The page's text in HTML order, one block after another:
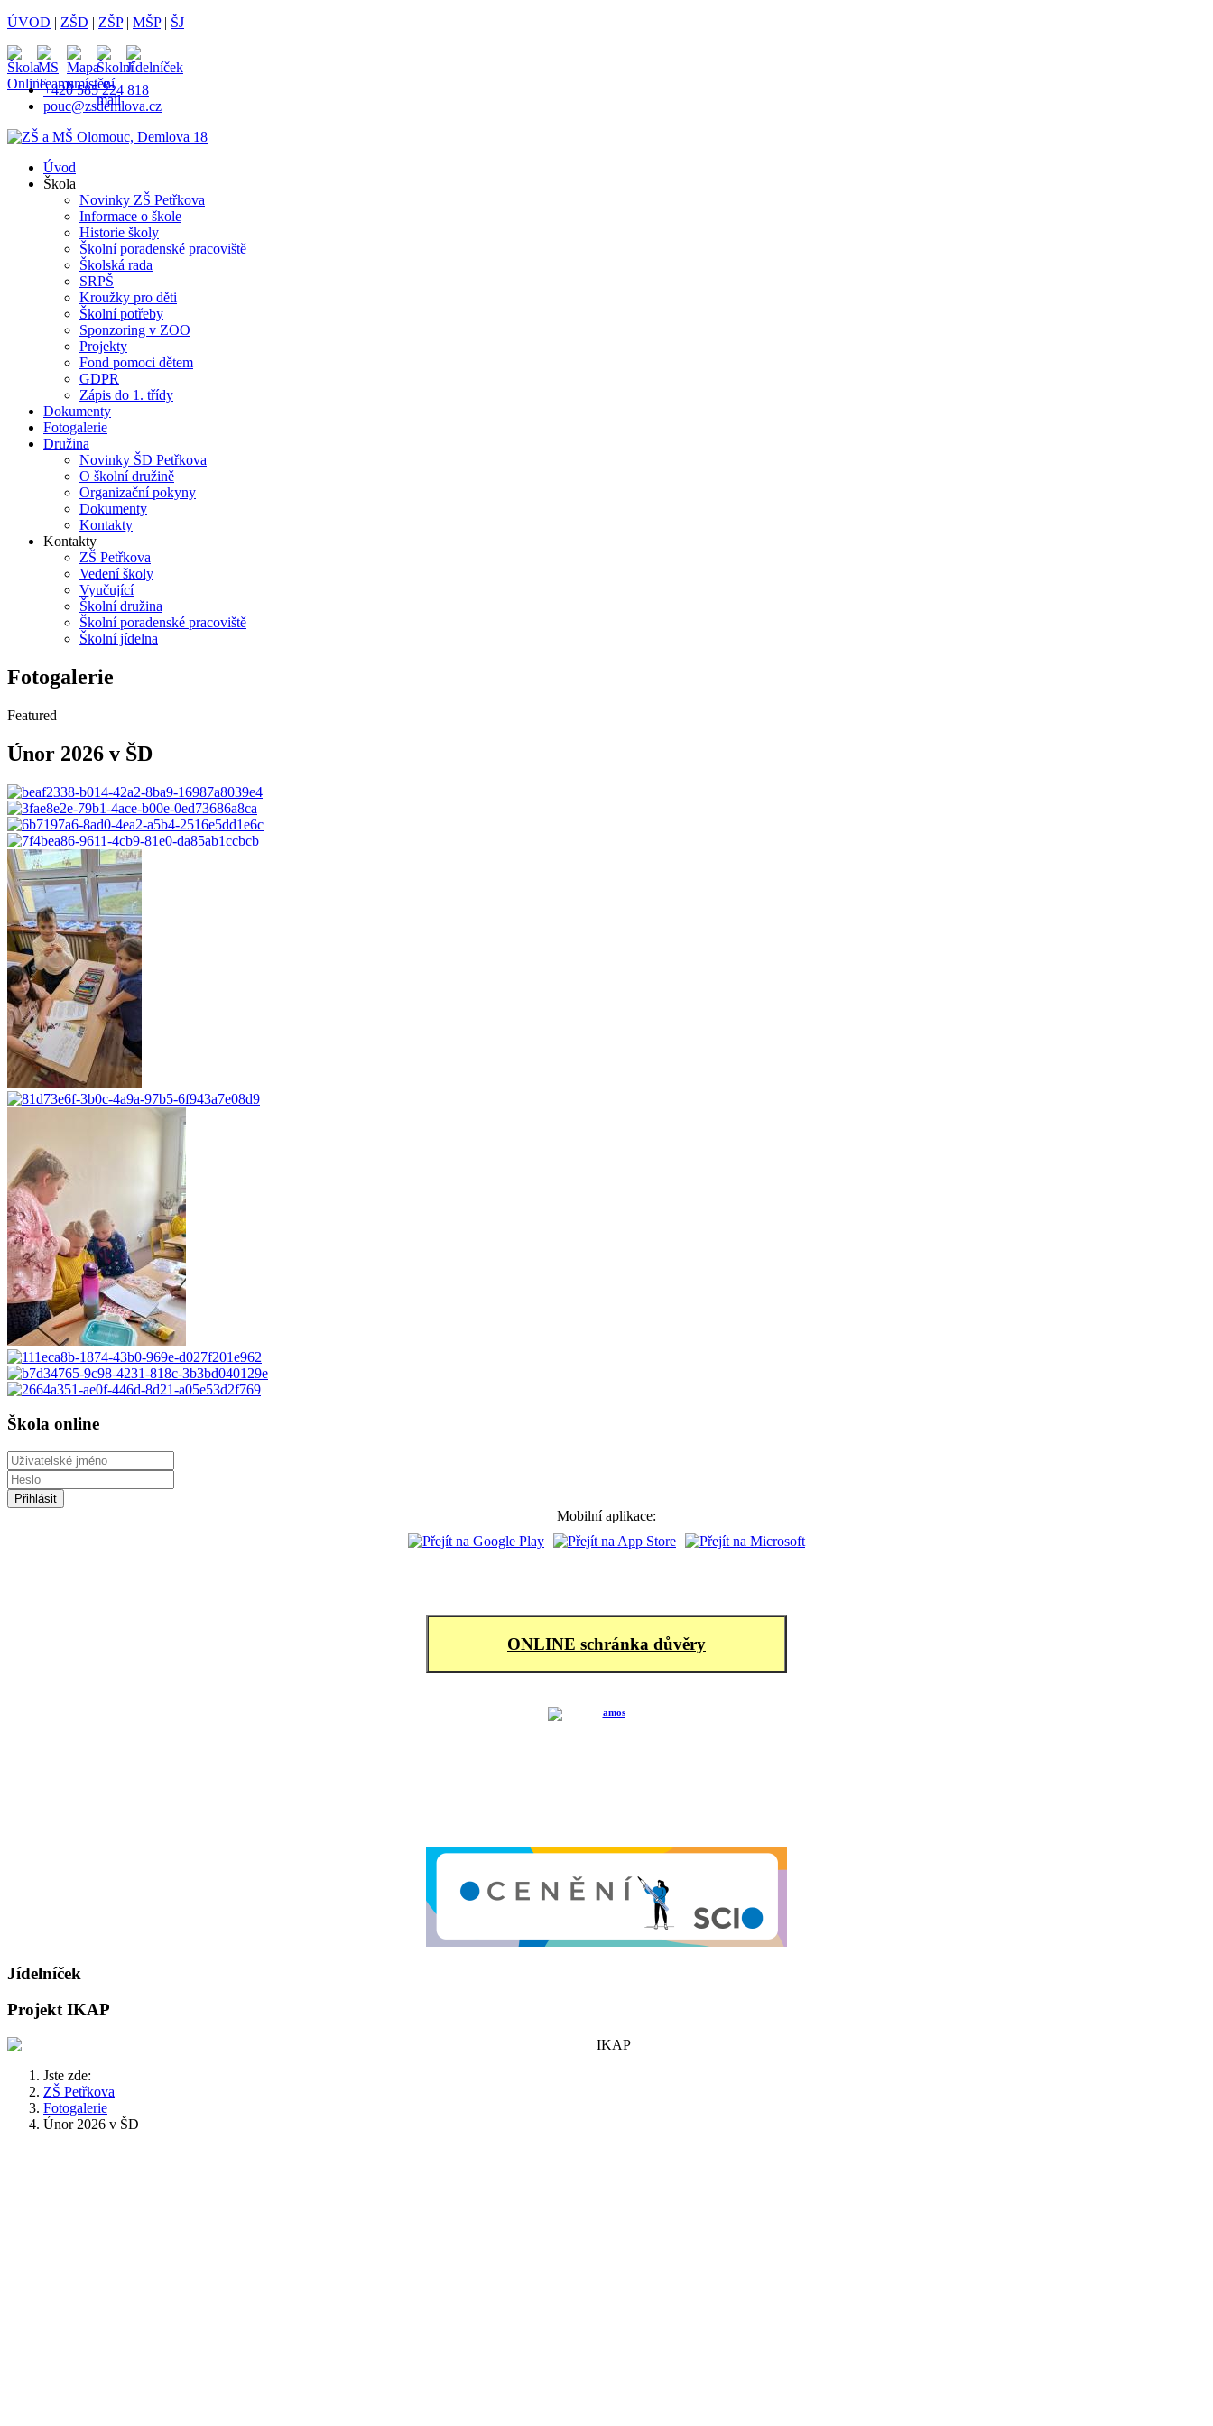
ÚVOD | ZŠD | ZŠP| MŠP| ŠJ
+420 585 224 818
pouc@zsdemlova.cz
Úvod
Škola
Novinky ZŠ Petřkova
Informace o škole
Historie školy
Školní poradenské pracoviště
Školská rada
SRPŠ
Kroužky pro děti
Školní potřeby
Sponzoring v ZOO
Projekty
Fond pomoci dětem
GDPR
Zápis do 1. třídy
Dokumenty
Fotogalerie
Družina
Novinky ŠD Petřkova
O školní družině
Organizační pokyny
Dokumenty
Kontakty
Kontakty
ZŠ Petřkova
Vedení školy
Vyučující
Školní družina
Školní poradenské pracoviště
Školní jídelna
Fotogalerie
Featured
Únor 2026 v ŠD
Škola online
Mobilní aplikace:
ONLINE schránka důvěry
Jídelníček
Projekt IKAP
Jste zde:
ZŠ Petřkova
Fotogalerie
Únor 2026 v ŠD